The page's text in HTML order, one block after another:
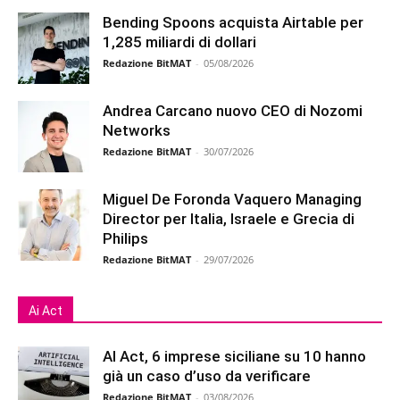
Bending Spoons acquista Airtable per
1,285 miliardi di dollari
Redazione BitMAT - 05/08/2026
Andrea Carcano nuovo CEO di Nozomi
Networks
Redazione BitMAT - 30/07/2026
Miguel De Foronda Vaquero Managing
Director per Italia, Israele e Grecia di
Philips
Redazione BitMAT - 29/07/2026
Ai Act
AI Act, 6 imprese siciliane su 10 hanno
già un caso d’uso da verificare
Redazione BitMAT - 03/08/2026